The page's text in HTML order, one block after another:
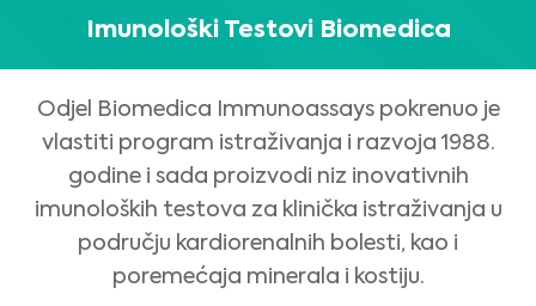
Imunološki Testovi Biomedica
Odjel Biomedica Immunoassays pokrenuo je
vlastiti program istraživanja i razvoja 1988.
godine i sada proizvodi niz inovativnih
imunoloških testova za klinička istraživanja u
području kardiorenalnih bolesti, kao i
poremećaja minerala i kostiju.